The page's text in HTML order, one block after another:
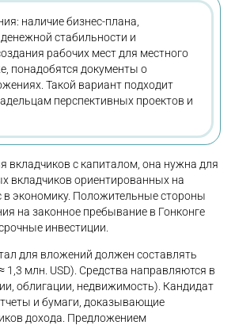
наличие бизнес-плана,
стабильности и
рабочих мест для местного
понадобятся документы о
Такой вариант подходит
перспективных проектов и
вкладчиков с капиталом, она нужна для
вкладчиков ориентированных на
в экономику. Положительные стороны
на законное пребывание в Гонконге
инвестиции.
для вложений должен составлять
1,3 млн. USD). Средства направляются в
облигации, недвижимость). Кандидат
и бумаги, доказывающие
дохода. Предложением